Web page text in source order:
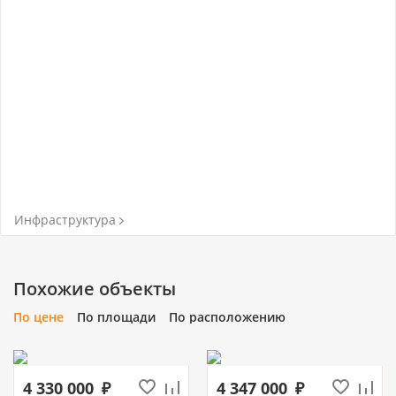
Инфраструктура
Похожие объекты
По цене По площади По расположению
4 330 000 4 347 000